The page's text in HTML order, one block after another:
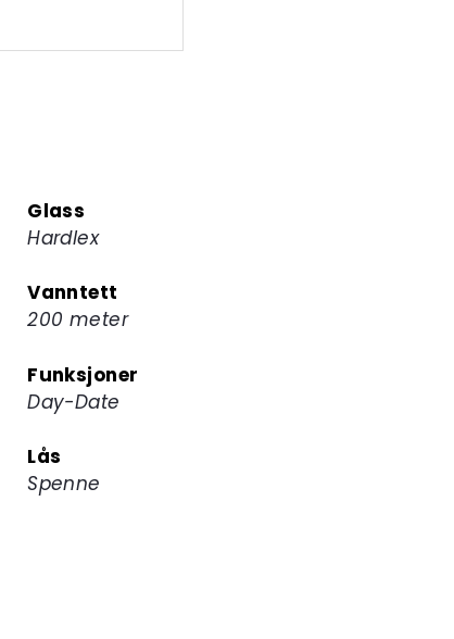
Glass
Hardlex
Vanntett
200 meter
Funksjoner
Day-Date
Lås
Spenne